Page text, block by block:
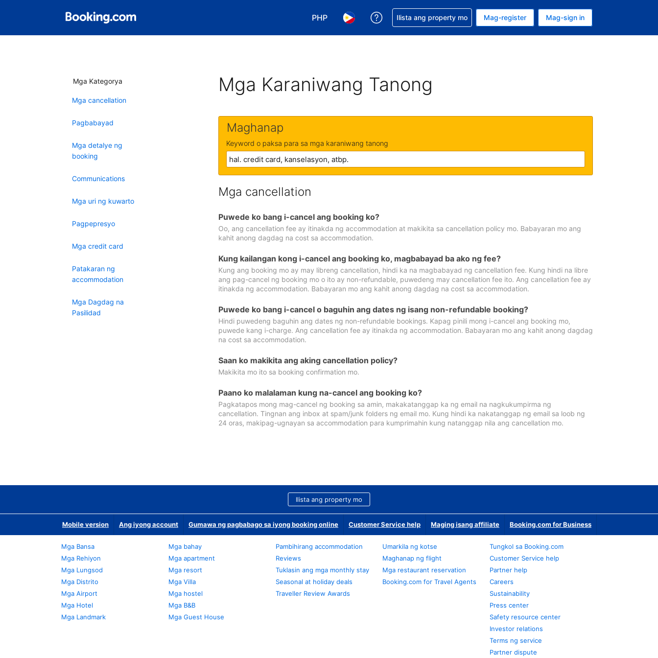
PHP
Pumili ng currency mo. PHP ang currency mo ngayon
Pumili ng wika mo. Filipino ang wika mo ngayon
Makakuha ng tulong sa reservation mo
Ilista ang property mo Mag-register Mag-sign in
Mga Kategorya
Mga cancellation
Pagbabayad
Mga detalye ng
booking
Communications
Mga uri ng kuwarto
Pagpepresyo
Mga credit card
Patakaran ng
accommodation
Mga Dagdag na
Pasilidad
Mga Karaniwang Tanong
Maghanap
Keyword o paksa para sa mga karaniwang tanong
Mga cancellation
Puwede ko bang i-cancel ang booking ko?
Oo, ang cancellation fee ay itinakda ng accommodation at makikita sa cancellation policy mo. Babayaran mo ang
kahit anong dagdag na cost sa accommodation.
Kung kailangan kong i-cancel ang booking ko, magbabayad ba ako ng fee?
Kung ang booking mo ay may libreng cancellation, hindi ka na magbabayad ng cancellation fee. Kung hindi na libre
ang pag-cancel ng booking mo o ito ay non-refundable, puwedeng may cancellation fee ito. Ang cancellation fee ay
itinakda ng accommodation. Babayaran mo ang kahit anong dagdag na cost sa accommodation.
Puwede ko bang i-cancel o baguhin ang dates ng isang non-refundable booking?
Hindi puwedeng baguhin ang dates ng non-refundable bookings. Kapag pinili mong i-cancel ang booking mo,
puwede kang i-charge. Ang cancellation fee ay itinakda ng accommodation. Babayaran mo ang kahit anong dagdag
na cost sa accommodation.
Saan ko makikita ang aking cancellation policy?
Makikita mo ito sa booking confirmation mo.
Paano ko malalaman kung na-cancel ang booking ko?
Pagkatapos mong mag-cancel ng booking sa amin, makakatanggap ka ng email na nagkukumpirma ng
cancellation. Tingnan ang inbox at spam/junk folders ng email mo. Kung hindi ka nakatanggap ng email sa loob ng
24 oras, makipag-ugnayan sa accommodation para kumprimahin kung natanggap nila ang cancellation mo.
Ilista ang property mo
Mobile version Ang iyong account Gumawa ng pagbabago sa iyong booking online Customer Service help Maging isang affiliate Booking.com for Business
Mga Bansa
Mga Rehiyon
Mga Lungsod
Mga Distrito
Mga Airport
Mga Hotel
Mga Landmark
Mga bahay
Mga apartment
Mga resort
Mga Villa
Mga hostel
Mga B&B
Mga Guest House
Pambihirang accommodation
Reviews
Tuklasin ang mga monthly stay
Seasonal at holiday deals
Traveller Review Awards
Umarkila ng kotse
Maghanap ng flight
Mga restaurant reservation
Booking.com for Travel Agents
Tungkol sa Booking.com
Customer Service help
Partner help
Careers
Sustainability
Press center
Safety resource center
Investor relations
Terms ng service
Partner dispute